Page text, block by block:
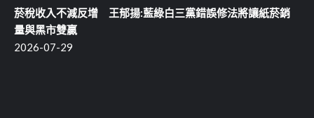
菸稅收入不減反增 王郁揚:藍綠白三黨錯誤修法將讓紙菸銷
量與黑市雙贏
2026-07-29